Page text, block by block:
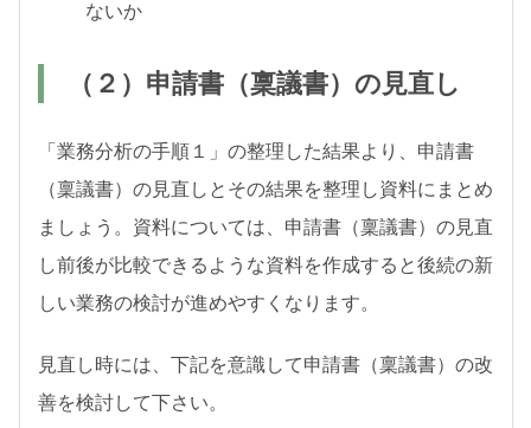
ないか
（２）申請書（稟議書）の見直し
「業務分析の手順１」の整理した結果より、申請書
（稟議書）の見直しとその結果を整理し資料にまとめ
ましょう。資料については、申請書（稟議書）の見直
し前後が比較できるような資料を作成すると後続の新
しい業務の検討が進めやすくなります。
見直し時には、下記を意識して申請書（稟議書）の改
善を検討して下さい。